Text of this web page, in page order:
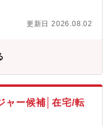
重ねてきた「ものづく
の強化が求められていま
営まで、財務・法務関
重要な役割です。【職
～登記等の法務関連手
成）■取締役総会の準
社運営における幅広い業
か経験できない希少な成
ラの大手企業として、非
で統合後設立約1年半の
いビジネススキームにも
更新日 2026.08.02
ャー候補│在宅/転